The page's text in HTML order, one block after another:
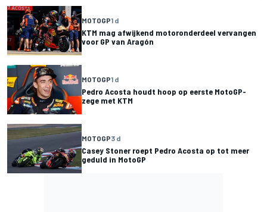
MOTOGP1 d
KTM mag afwijkend motoronderdeel vervangen
voor GP van Aragón
MOTOGP1 d
Pedro Acosta houdt hoop op eerste MotoGP-
zege met KTM
MOTOGP3 d
Casey Stoner roept Pedro Acosta op tot meer
geduld in MotoGP